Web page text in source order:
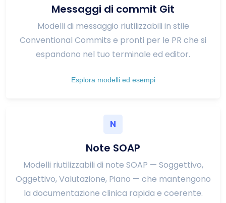
Messaggi di commit Git
Modelli di messaggio riutilizzabili in stile
Conventional Commits e pronti per le PR che si
espandono nel tuo terminale ed editor.
Esplora modelli ed esempi
N
Note SOAP
Modelli riutilizzabili di note SOAP — Soggettivo,
Oggettivo, Valutazione, Piano — che mantengono
la documentazione clinica rapida e coerente.